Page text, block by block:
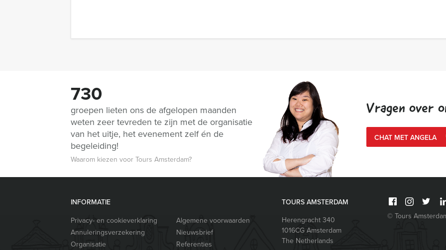
730
groepen lieten ons de afgelopen maanden
weten zeer tevreden te zijn met de organisatie
van het uitje, het evenement zelf én de
begeleiding!
Waarom kiezen voor Tours Amsterdam?
Vragen over
CHAT MET ANGELA
INFORMATIE
Privacy- en cookieverklaring
Algemene voorwaarden
Annuleringsverzekering
Nieuwsbrief
Organisatie
Referenties
TOURS AMSTERDAM
Herengracht 340
1016CGAmsterdam
The Netherlands
© Tours